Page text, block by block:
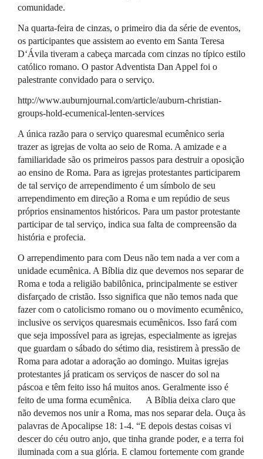
comunidade.
Na quarta-feira de cinzas, o primeiro dia da série de eventos,
os participantes que assistem ao evento em Santa Teresa
D‘Ávila tiveram a cabeça marcada com cinzas no típico estilo
católico romano. O pastor Adventista Dan Appel foi o
palestrante convidado para o serviço.
http://www.auburnjournal.com/article/auburn-christian-
groups-hold-ecumenical-lenten-services
A única razão para o serviço quaresmal ecumênico seria
trazer as igrejas de volta ao seio de Roma. A amizade e a
familiaridade são os primeiros passos para destruir a oposição
ao ensino de Roma. Para as igrejas protestantes participarem
de tal serviço de arrependimento é um símbolo de seu
arrependimento em direção a Roma e um repúdio de seus
próprios ensinamentos históricos. Para um pastor protestante
participar de tal serviço, indica sua falta de compreensão da
história e profecia.
O arrependimento para com Deus não tem nada a ver com a
unidade ecumênica. A Bíblia diz que devemos nos separar de
Roma e toda a religião babilônica, principalmente se estiver
disfarçado de cristão. Isso significa que não temos nada que
fazer com o catolicismo romano ou o movimento ecumênico,
inclusive os serviços quaresmais ecumênicos. Isso fará com
que seja impossível para as igrejas, especialmente as igrejas
que guardam o sábado do sétimo dia, resistirem à pressão de
Roma para adotar a adoração ao domingo. Muitas igrejas
protestantes já praticam os serviços de nascer do sol na
páscoa e têm feito isso há muitos anos. Geralmente isso é
feito de uma forma ecumênica. A Bíblia deixa claro que
não devemos nos unir a Roma, mas nos separar dela. Ouça às
palavras de Apocalipse 18: 1-4. “E depois destas coisas vi
descer do céu outro anjo, que tinha grande poder, e a terra foi
iluminada com a sua glória. E clamou fortemente com grande